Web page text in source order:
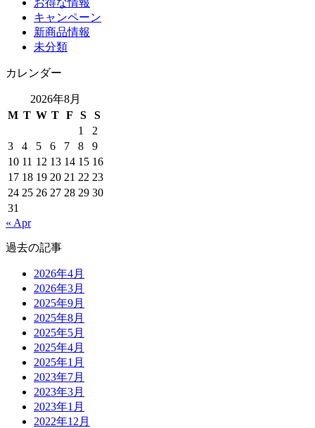
キャンペーン
新商品情報
未分類
カレンダー
2026年8月
M T W T F S
S
1
2
3
4 5 6 7 8
9
10 11 12 13 14 15 16
17 18 19 20 21 22 23
24 25 26 27 28 29 30
31
« Apr
過去の記事
2026年4月
2026年3月
2025年9月
2025年8月
2025年5月
2025年4月
2025年1月
2023年7月
2023年3月
2023年1月
2022年12月